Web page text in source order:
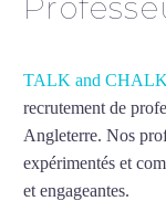
TALK and CHALK
recrutement de
Angleterre. Nos
expérimentés et
et engageantes.